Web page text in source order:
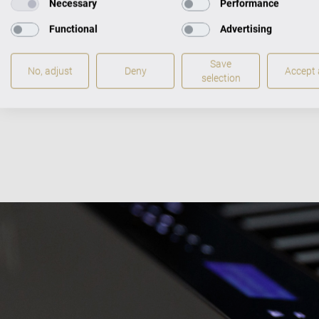
Necessary Performance
Functional Advertising
No, adjust Deny
Save
selection
Accept